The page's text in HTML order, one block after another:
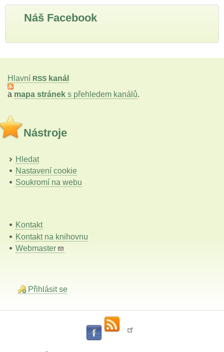
Náš Facebook
Hlavní RSS kanál
a mapa stránek s přehledem kanálů.
Nástroje
Hledat
Nastavení cookie
Soukromí na webu
Kontakt
Kontakt na knihovnu
Webmaster
Přihlásit se